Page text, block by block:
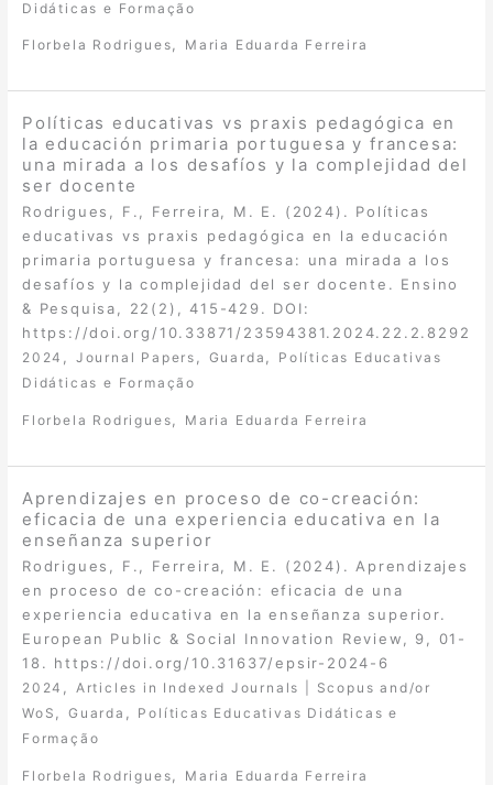
Didáticas e Formação
Florbela Rodrigues Maria Eduarda Ferreira
Políticas educativas vs praxis pedagógica en
la educación primaria portuguesa y francesa:
una mirada a los desafíos y la complejidad del
ser docente
Rodrigues, F., Ferreira, M. E. (2024). Políticas
educativas vs praxis pedagógica en la educación
primaria portuguesa y francesa: una mirada a los
desafíos y la complejidad del ser docente. Ensino
& Pesquisa, 22(2), 415-429. DOI:
https://doi.org/10.33871/23594381.2024.22.2.8292
2024 , Journal Papers , Guarda , Políticas Educativas
Didáticas e Formação
Florbela Rodrigues Maria Eduarda Ferreira
Aprendizajes en proceso de co-creación:
eficacia de una experiencia educativa en la
enseñanza superior
Rodrigues, F., Ferreira, M. E. (2024). Aprendizajes
en proceso de co-creación: eficacia de una
experiencia educativa en la enseñanza superior.
European Public & Social Innovation Review, 9, 01-
18. https://doi.org/10.31637/epsir-2024-6
2024
Articles in Indexed Journals | Scopus and/or
WoS
,Guarda
Políticas Educativas Didáticas e
Formação
Florbela Rodrigues Maria Eduarda Ferreira